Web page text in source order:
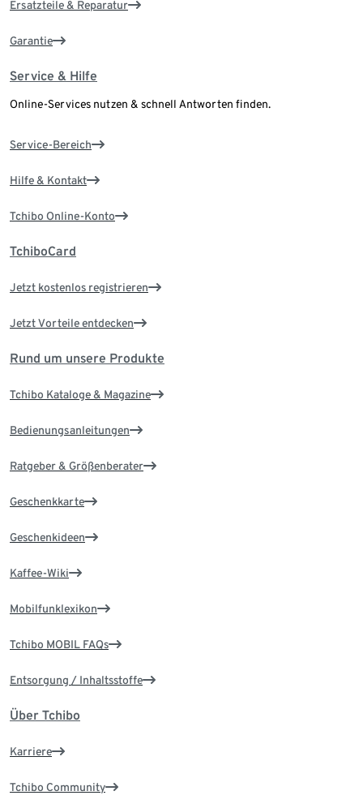
Ersatzteile & Reparatur
Garantie
Service & Hilfe
Online-Services nutzen & schnell Antworten finden.
Service-Bereich
Hilfe & Kontakt
Tchibo Online-Konto
TchiboCard
Jetzt kostenlos registrieren
Jetzt Vorteile entdecken
Rund um unsere Produkte
Tchibo Kataloge & Magazine
Bedienungsanleitungen
Ratgeber & Größenberater
Geschenkkarte
Geschenkideen
Kaffee-Wiki
Mobilfunklexikon
Tchibo MOBIL FAQs
Entsorgung / Inhaltsstoffe
Über Tchibo
Karriere
Tchibo Community